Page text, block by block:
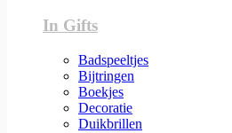
In Gifts
Badspeeltjes
Bijtringen
Boekjes
Decoratie
Duikbrillen